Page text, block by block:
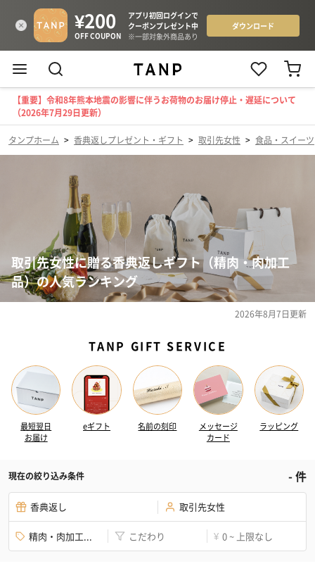
【重要】令和8年熊本地震の影響に伴うお荷物のお届け停止・遅延について
（2026年7月29日更新）
タンプホーム > 香典返しプレゼント・ギフト > 取引先女性 > 食品・スイーツ
取引先女性に贈る香典返しギフト（精肉・肉加工
品）の人気ランキング
2026年8月7日更新
TANP GIFT SERVICE
最短翌日
お届け
eギフト 名前の刻印
メッセージ
カード
ラッピング
現在の絞り込み条件 -件
香典返し 取引先女性
精肉・肉加工... こだわり ¥ 0 ~ 上限なし